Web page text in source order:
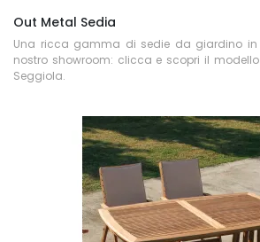
Out Metal Sedia
Una ricca gamma di sedie da giardino in
nostro showroom: clicca e scopri il
Seggiola.